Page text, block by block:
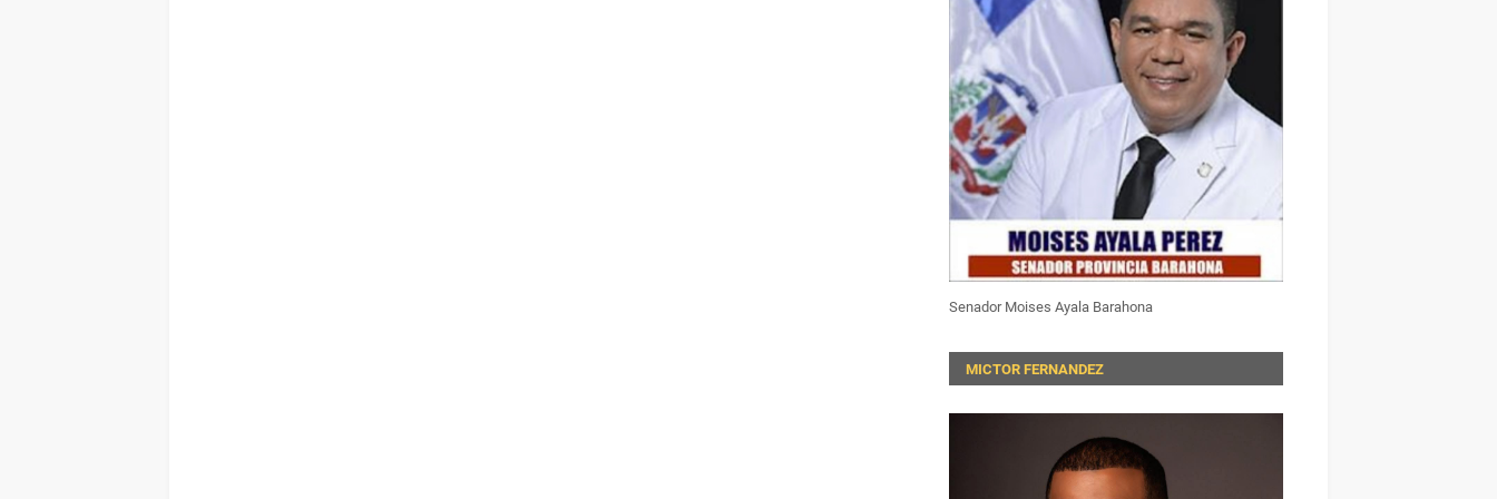
Senador Moises Ayala Barahona
MICTOR FERNANDEZ